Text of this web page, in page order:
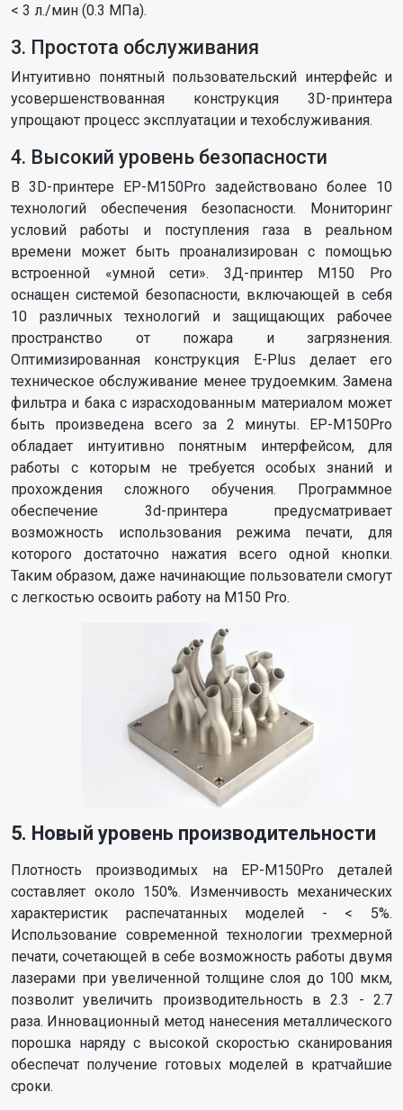
< 3 л./мин (0.3 МПа).
3. Простота обслуживания
Интуитивно понятный пользовательский интерфейс и
усовершенствованная конструкция 3D-принтера
упрощают процесс эксплуатации и техобслуживания.
4. Высокий уровень безопасности
В 3D-принтере EP-M150Pro задействовано более 10
технологий обеспечения безопасности. Мониторинг
условий работы и поступления газа в реальном
времени может быть проанализирован с помощью
встроенной «умной сети». 3Д-принтер M150 Pro
оснащен системой безопасности, включающей в себя
10 различных технологий и защищающих рабочее
пространство от пожара и загрязнения.
Оптимизированная конструкция E-Plus делает его
техническое обслуживание менее трудоемким. Замена
фильтра и бака с израсходованным материалом может
быть произведена всего за 2 минуты. EP-M150Pro
обладает интуитивно понятным интерфейсом, для
работы с которым не требуется особых знаний и
прохождения сложного обучения. Программное
обеспечение 3d-принтера предусматривает
возможность использования режима печати, для
которого достаточно нажатия всего одной кнопки.
Таким образом, даже начинающие пользователи смогут
с легкостью освоить работу на M150 Pro.
5. Новый уровень производительности
Плотность производимых на EP-M150Pro деталей
составляет около 150%. Изменчивость механических
характеристик распечатанных моделей - < 5%.
Использование современной технологии трехмерной
печати, сочетающей в себе возможность работы двумя
лазерами при увеличенной толщине слоя до 100 мкм,
позволит увеличить производительность в 2.3 - 2.7
раза. Инновационный метод нанесения металлического
порошка наряду с высокой скоростью сканирования
обеспечат получение готовых моделей в кратчайшие
сроки.